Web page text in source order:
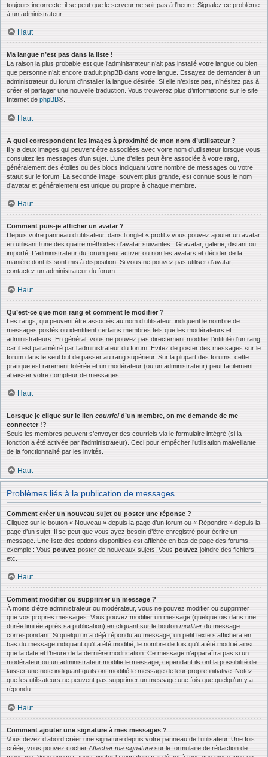
toujours incorrecte, il se peut que le serveur ne soit pas à l’heure. Signalez ce problème
à un administrateur.
Haut
Ma langue n’est pas dans la liste !
La raison la plus probable est que l’administrateur n’ait pas installé votre langue ou bien
que personne n’ait encore traduit phpBB dans votre langue. Essayez de demander à un
administrateur du forum d’installer la langue désirée. Si elle n’existe pas, n’hésitez pas à
créer et partager une nouvelle traduction. Vous trouverez plus d’informations sur le site
Internet de phpBB®.
Haut
A quoi correspondent les images à proximité de mon nom d’utilisateur ?
Il y a deux images qui peuvent être associées avec votre nom d’utilisateur lorsque vous
consultez les messages d’un sujet. L’une d’elles peut être associée à votre rang,
généralement des étoiles ou des blocs indiquant votre nombre de messages ou votre
statut sur le forum. La seconde image, souvent plus grande, est connue sous le nom
d’avatar et généralement est unique ou propre à chaque membre.
Haut
Comment puis-je afficher un avatar ?
Depuis votre panneau d’utilisateur, dans l’onglet « profil » vous pouvez ajouter un avatar
en utilisant l’une des quatre méthodes d’avatar suivantes : Gravatar, galerie, distant ou
importé. L’administrateur du forum peut activer ou non les avatars et décider de la
manière dont ils sont mis à disposition. Si vous ne pouvez pas utiliser d’avatar,
contactez un administrateur du forum.
Haut
Qu’est-ce que mon rang et comment le modifier ?
Les rangs, qui peuvent être associés au nom d’utilisateur, indiquent le nombre de
messages postés ou identifient certains membres tels que les modérateurs et
administrateurs. En général, vous ne pouvez pas directement modifier l’intitulé d’un rang
car il est paramétré par l’administrateur du forum. Évitez de poster des messages sur le
forum dans le seul but de passer au rang supérieur. Sur la plupart des forums, cette
pratique est rarement tolérée et un modérateur (ou un administrateur) peut facilement
abaisser votre compteur de messages.
Haut
Lorsque je clique sur le lien courrield’un membre, on me demande de me
connecter !?
Seuls les membres peuvent s’envoyer des courriels via le formulaire intégré (si la
fonction a été activée par l’administrateur). Ceci pour empêcher l’utilisation malveillante
de la fonctionnalité par les invités.
Haut
Problèmes liés à la publication de messages
Comment créer un nouveau sujet ou poster une réponse ?
Cliquez sur le bouton « Nouveau » depuis la page d’un forum ou « Répondre » depuis la
page d’un sujet. Il se peut que vous ayez besoin d’être enregistré pour écrire un
message. Une liste des options disponibles est affichée en bas de page des forums,
exemple : Vous pouvez poster de nouveaux sujets, Vous pouvez joindre des fichiers,
etc.
Haut
Comment modifier ou supprimer un message ?
À moins d’être administrateur ou modérateur, vous ne pouvez modifier ou supprimer
que vos propres messages. Vous pouvez modifier un message (quelquefois dans une
durée limitée après sa publication) en cliquant sur le bouton modifier du message
correspondant. Si quelqu’un a déjà répondu au message, un petit texte s’affichera en
bas du message indiquant qu’il a été modifié, le nombre de fois qu’il a été modifié ainsi
que la date et l’heure de la dernière modification. Ce message n’apparaîtra pas si un
modérateur ou un administrateur modifie le message, cependant ils ont la possibilité de
laisser une note indiquant qu’ils ont modifié le message de leur propre initiative. Notez
que les utilisateurs ne peuvent pas supprimer un message une fois que quelqu’un y a
répondu.
Haut
Comment ajouter une signature à mes messages ?
Vous devez d’abord créer une signature depuis votre panneau de l’utilisateur. Une fois
créée, vous pouvez cocher Attacher ma signature sur le formulaire de rédaction de